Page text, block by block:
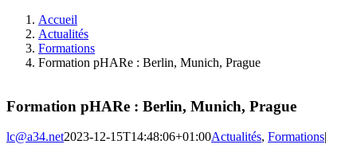
Accueil
Actualités
Formations
Formation pHARe : Berlin, Munich, Prague
Formation pHARe : Berlin, Munich, Prague
lc@a34.net2023-12-15T14:48:06+01:00Actualités, Formations|